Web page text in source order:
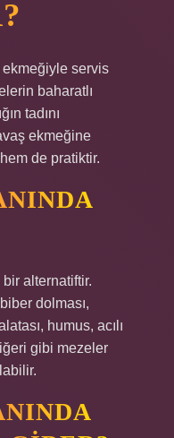
servis
baharatlı
tadını
ekmeğine
de pratiktir.
alternatiftir.
dolması,
humus, acılı
gibi mezeler